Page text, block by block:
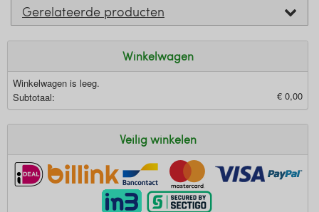
Gerelateerde producten
Winkelwagen
Winkelwagen is leeg.
Subtotaal:
€ 0,00
Veilig winkelen